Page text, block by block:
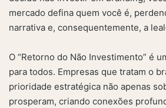
mercado defina quem você é,
narrativa e, consequentemente, a
O “Retorno do Não Investimento” é
para todos. Empresas que tratam o
prioridade estratégica não apenas
prosperam, criando conexões